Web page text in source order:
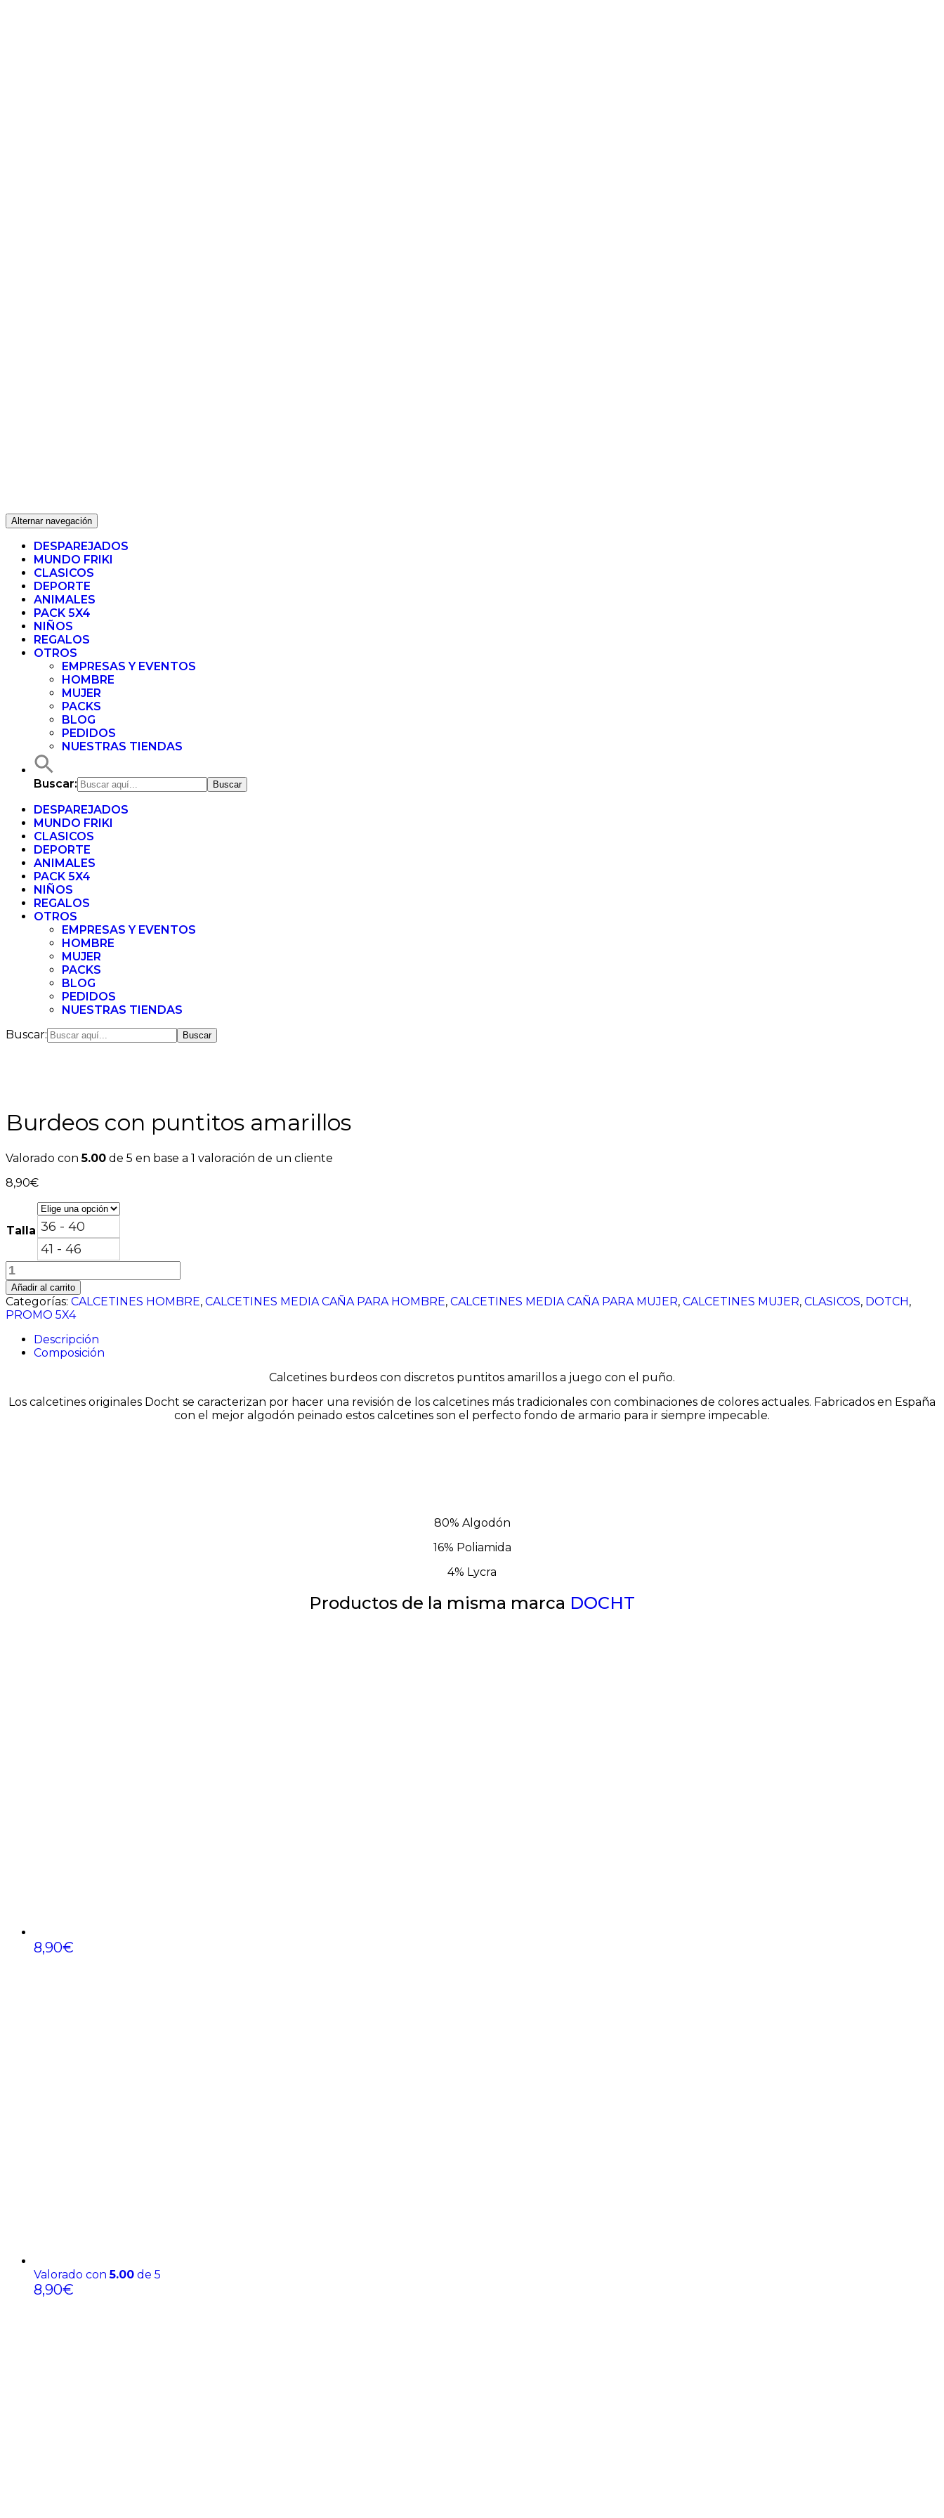
Alternar navegación
DESPAREJADOS
MUNDO FRIKI
CLASICOS
DEPORTE
ANIMALES
PACK 5X4
NIÑOS
REGALOS
OTROS
EMPRESAS Y EVENTOS
HOMBRE
MUJER
PACKS
BLOG
PEDIDOS
NUESTRAS TIENDAS
Buscar:
DESPAREJADOS
MUNDO FRIKI
CLASICOS
DEPORTE
ANIMALES
PACK 5X4
NIÑOS
REGALOS
OTROS
EMPRESAS Y EVENTOS
HOMBRE
MUJER
PACKS
BLOG
PEDIDOS
NUESTRAS TIENDAS
Buscar:
Burdeos con puntitos amarillos
Valorado con5.00 de 5 en base a 1 valoración de un cliente
8,90€
Talla 36 - 40
41 - 46
Burdeos
con
puntitos
amarillos
cantidad
Añadir al carrito
Categorías: CALCETINES HOMBRE, CALCETINES MEDIA CAÑA PARA HOMBRE, CALCETINES MEDIA CAÑA PARA MUJER, CALCETINES MUJER, CLASICOS, DOTCH,
PROMO 5X4
Descripción
Composición
Calcetines burdeos con discretos puntitos amarillos a juego con el puño.
Los calcetines originales Docht se caracterizan por hacer una revisión de los calcetines más tradicionales con combinaciones de colores actuales. Fabricados en España
con el mejor algodón peinado estos calcetines son el perfecto fondo de armario para ir siempre impecable.
80% Algodón
16% Poliamida
4% Lycra
Productos de la misma marca DOCHT
8,90€
Valorado con5.00 de 5
8,90€